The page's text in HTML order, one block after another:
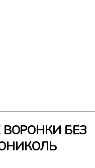
БЕЗ